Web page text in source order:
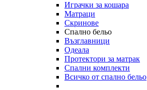
Играчки за кошара
Матраци
Скринове
Спално бельо
Възглавници
Одеала
Протектори за матрак
Спални комплекти
Всичко от спално бельо